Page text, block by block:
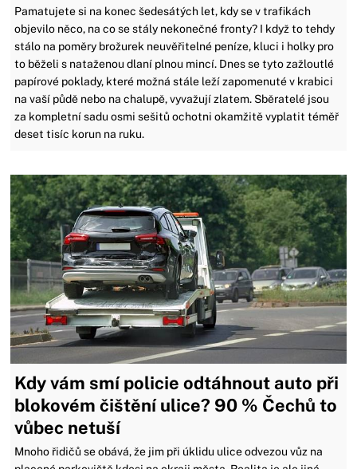
Pamatujete si na konec šedesátých let, kdy se v trafikách
objevilo něco, na co se stály nekonečné fronty? I když to tehdy
stálo na poměry brožurek neuvěřitelné peníze, kluci i holky pro
to běželi s nataženou dlaní plnou mincí. Dnes se tyto zažloutlé
papírové poklady, které možná stále leží zapomenuté v krabici
na vaší půdě nebo na chalupě, vyvažují zlatem. Sběratelé jsou
za kompletní sadu osmi sešitů ochotni okamžitě vyplatit téměř
deset tisíc korun na ruku.
Kdy vám smí policie odtáhnout auto při
blokovém čištění ulice? 90 % Čechů to
vůbec netuší
Mnoho řidičů se obává, že jim při úklidu ulice odvezou vůz na